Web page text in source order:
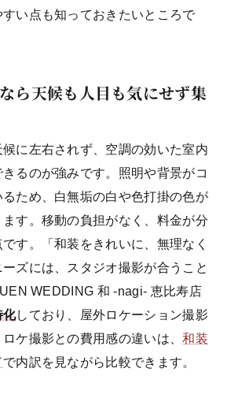
い点も知っておきたいところで
ら天候も人目も気にせず集
に左右されず、空調の効いた室内
るのが強みです。照明や背景がコ
ため、白無垢の白や色打掛の色が
す。移動の負担がなく、料金が分
す。「和装をきれいに、無理なく
ズには、スタジオ撮影が合うこと
WEDDING 和 -nagi- 恵比寿店
化しており、屋外ロケーション撮影
ケ撮影との費用感の違いは、和装
で内訳を見ながら比較できます。